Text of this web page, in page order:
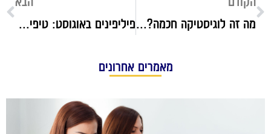
מה זה לוגיסטיקה חכמה? המפתח להצלחה בעולם העסקים המשתנה
פיליפינים באוגוסט: טיפים לטיול קסום בעונת הגשמים
מאמרים אחרונים